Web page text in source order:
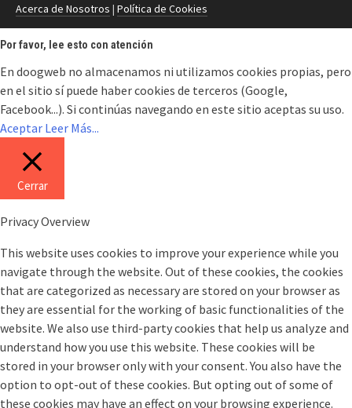
Acerca de Nosotros | Política de Cookies
Por favor, lee esto con atención
En doogweb no almacenamos ni utilizamos cookies propias, pero
en el sitio sí puede haber cookies de terceros (Google,
Facebook...). Si continúas navegando en este sitio aceptas su uso.
Aceptar Leer Más...
Cerrar
Privacy Overview
This website uses cookies to improve your experience while you
navigate through the website. Out of these cookies, the cookies
that are categorized as necessary are stored on your browser as
they are essential for the working of basic functionalities of the
website. We also use third-party cookies that help us analyze and
understand how you use this website. These cookies will be
stored in your browser only with your consent. You also have the
option to opt-out of these cookies. But opting out of some of
these cookies may have an effect on your browsing experience.